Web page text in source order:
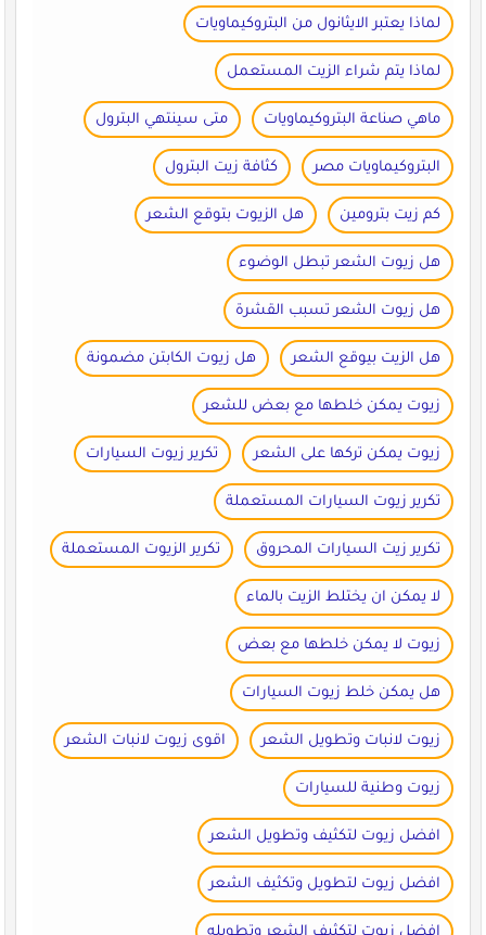
لماذا يعتبر الايثانول من البتروكيماويات
لماذا يتم شراء الزيت المستعمل
ماهي صناعة البتروكيماويات متى سينتهي البترول
البتروكيماويات مصر كثافة زيت البترول
كم زيت بترومين هل الزيوت بتوقع الشعر
هل زيوت الشعر تبطل الوضوء
هل زيوت الشعر تسبب القشرة
هل الزيت بيوقع الشعر هل زيوت الكابتن مضمونة
زيوت يمكن خلطها مع بعض للشعر
زيوت يمكن تركها على الشعر تكرير زيوت السيارات
تكرير زيوت السيارات المستعملة
تكرير زيت السيارات المحروق تكرير الزيوت المستعملة
لا يمكن ان يختلط الزيت بالماء
زيوت لا يمكن خلطها مع بعض
هل يمكن خلط زيوت السيارات
زيوت لانبات وتطويل الشعر اقوى زيوت لانبات الشعر
زيوت وطنية للسيارات
افضل زيوت لتكثيف وتطويل الشعر
افضل زيوت لتطويل وتكثيف الشعر